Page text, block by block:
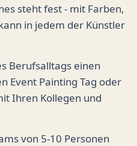
steht fest - mit Farben,
in jedem der Künstler
Berufsalltags einen
Event Painting Tag oder
Ihren Kollegen und
von 5-10 Personen